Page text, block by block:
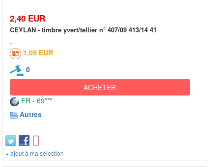
2,40 EUR
CEYLAN - timbre yvert/tellier n° 407/09 413/14 41
1,05 EUR
0
ACHETER
FR - 69***
Autres
+ ajout à ma sélection